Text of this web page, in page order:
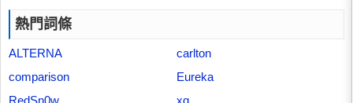
熱門詞條
ALTERNA
carlton
comparison
Eureka
RedSn0w
xq